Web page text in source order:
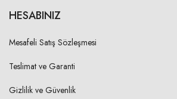
HESABINIZ
Mesafeli Satış Sözleşmesi
Teslimat ve Garanti
Gizlilik ve Güvenlik